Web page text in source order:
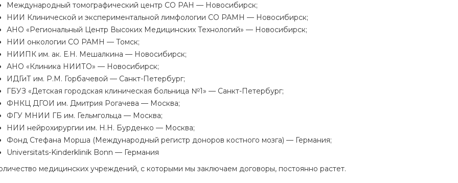
Международный томографический центр СО РАН — Новосибирск;
НИИ Клинической и экспериментальной лимфологии СО РАМН — Новосибирск;
АНО «Региональный Центр Высоких Медицинских Технологий» — Новосибирск;
НИИ онкологии СО РАМН — Томск;
НИИПК им. ак. Е.Н. Мешалкина — Новосибирск;
АНО «Клиника НИИТО» — Новосибирск;
ИДГиТ им. Р.М. Горбачевой — Санкт-Петербург;
ГБУЗ «Детская городская клиническая больница №1» — Санкт-Петербург;
ФНКЦ ДГОИ им. Дмитрия Рогачева — Москва;
ФГУ МНИИ ГБ им. Гельмгольца — Москва;
НИИ нейрохирургии им. Н.Н. Бурденко — Москва;
Фонд Стефана Морша (Международный регистр доноров костного мозга) — Германия;
Universitats-Kinderklinik Bonn — Германия
медицинских учреждений, с которыми мы заключаем договоры, постоянно растет.